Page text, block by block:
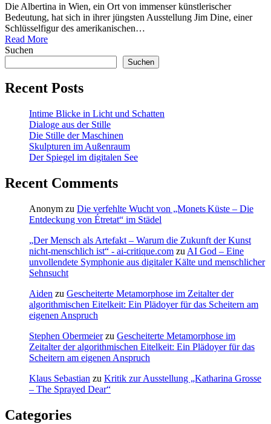
Die Albertina in Wien, ein Ort von immenser künstlerischer
Bedeutung, hat sich in ihrer jüngsten Ausstellung Jim Dine, einer
Schlüsselfigur des amerikanischen…
Read More
Suchen
Suchen
Recent Posts
Intime Blicke in Licht und Schatten
Dialoge aus der Stille
Die Stille der Maschinen
Skulpturen im Außenraum
Der Spiegel im digitalen See
Recent Comments
Anonym zu Die verfehlte Wucht von „Monets Küste – Die
Entdeckung von Étretat“ im Städel
„Der Mensch als Artefakt – Warum die Zukunft der Kunst
nicht-menschlich ist“ - ai-critique.com zu AI God – Eine
unvollendete Symphonie aus digitaler Kälte und menschlicher
Sehnsucht
Aiden zu Gescheiterte Metamorphose im Zeitalter der
algorithmischen Eitelkeit: Ein Plädoyer für das Scheitern am
eigenen Anspruch
Stephen Obermeierzu Gescheiterte Metamorphose im
Zeitalter der algorithmischen Eitelkeit: Ein Plädoyer für das
Scheitern am eigenen Anspruch
Klaus Sebastian zu Kritik zur Ausstellung „Katharina Grosse
– The Sprayed Dear“
Categories